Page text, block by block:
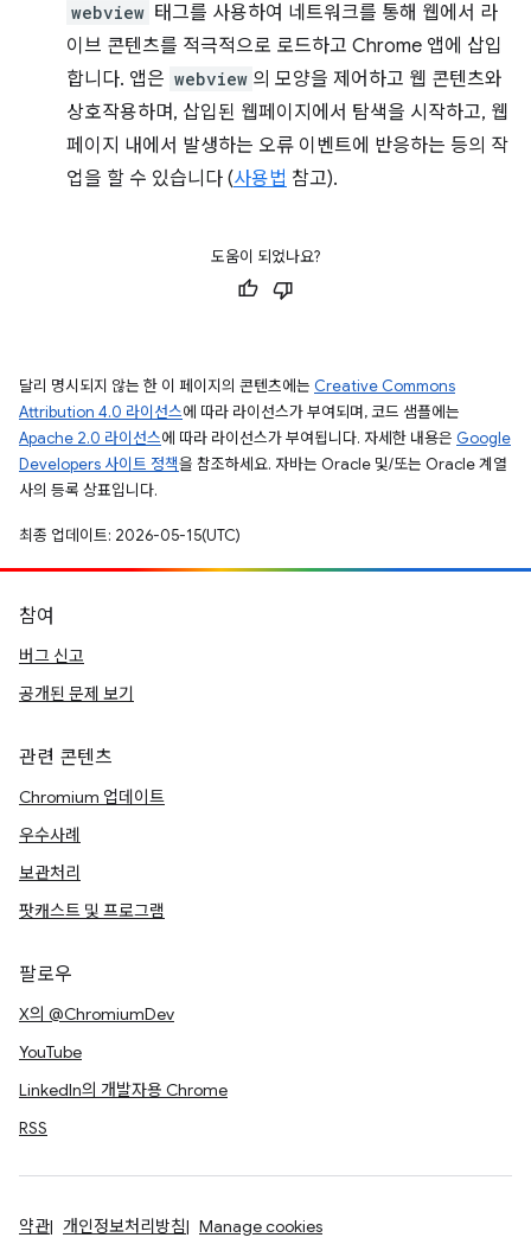
webview 태그를 사용하여 네트워크를 통해 웹에서 라
이브 콘텐츠를 적극적으로 로드하고 Chrome 앱에 삽입
합니다. 앱은 webview 의 모양을 제어하고 웹 콘텐츠와
상호작용하며, 삽입된 웹페이지에서 탐색을 시작하고, 웹
페이지 내에서 발생하는 오류 이벤트에 반응하는 등의 작
업을 할 수 있습니다 (사용법 참고).
도움이 되었나요?
달리 명시되지 않는 한 이 페이지의 콘텐츠에는 Creative Commons
Attribution 4.0 라이선스에 따라 라이선스가 부여되며, 코드 샘플에는
Apache 2.0 라이선스에 따라 라이선스가 부여됩니다. 자세한 내용은 Google
Developers 사이트 정책을 참조하세요. 자바는 Oracle 및/또는 Oracle 계열
사의 등록 상표입니다.
최종 업데이트: 2026-05-15(UTC)
참여
버그 신고
공개된 문제 보기
관련 콘텐츠
Chromium 업데이트
우수사례
보관처리
팟캐스트 및 프로그램
팔로우
X의 @ChromiumDev
YouTube
LinkedIn의 개발자용 Chrome
RSS
약관 개인정보처리방침 Manage cookies